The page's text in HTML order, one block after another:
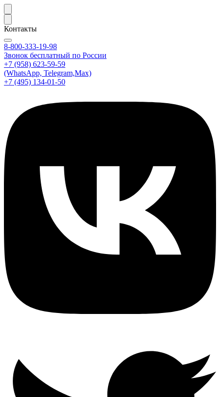
Контакты
8-800-333-19-98
Звонок бесплатный по России
+7 (958) 623-59-59
(WhatsApp, Telegram,Max)
+7 (495) 134-01-50